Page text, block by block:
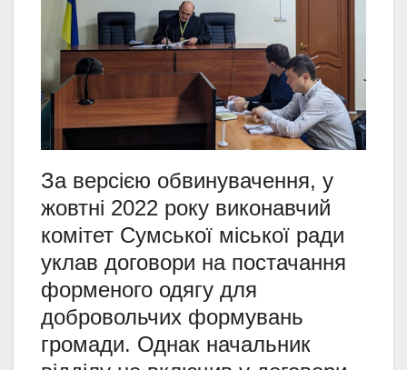
За версією обвинувачення, у
жовтні 2022 року виконавчий
комітет Сумської міської ради
уклав договори на постачання
форменого одягу для
добровольчих формувань
громади. Однак начальник